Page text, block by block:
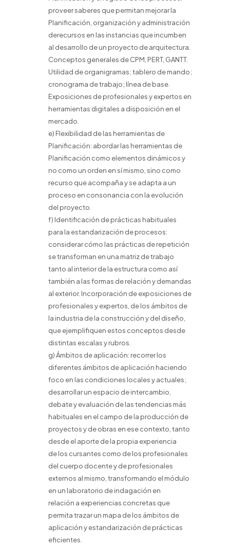
proveer saberes que permitan mejorar la
Planificación, organización y administración
derecursos en las instancias que incumben
al desarrollo de un proyecto de arquitectura.
Conceptos generales de CPM, PERT, GANTT.
Utilidad de organigramas; tablero de mando;
cronograma de trabajo; línea de base.
Exposiciones de profesionales y expertos en
herramientas digitales a disposición en el
mercado.
e) Flexibilidad de las herramientas de
Planificación: abordar las herramientas de
Planificación como elementos dinámicos y
no como un orden en sí mismo, sino como
recurso que acompaña y se adapta a un
proceso en consonancia con la evolución
del proyecto.
f) Identificación de prácticas habituales
para la estandarización de procesos:
considerar cómo las prácticas de repetición
se transforman en una matriz de trabajo
tanto al interior de la estructura como así
también a las formas de relación y demandas
al exterior. Incorporación de exposiciones de
profesionales y expertos, de los ámbitos de
la industria de la construcción y del diseño,
que ejemplifiquen estos conceptos desde
distintas escalas y rubros.
g) Ámbitos de aplicación: recorrer los
diferentes ámbitos de aplicación haciendo
foco en las condiciones locales y actuales;
desarrollar un espacio de intercambio,
debate y evaluación de las tendencias más
habituales en el campo de la producción de
proyectos y de obras en ese contexto, tanto
desde el aporte de la propia experiencia
de los cursantes como de los profesionales
del cuerpo docente y de profesionales
externos al mismo, transformando el módulo
en un laboratorio de indagación en
relación a experiencias concretas que
permita trazar un mapa de los ámbitos de
aplicación y estandarización de prácticas
eficientes.